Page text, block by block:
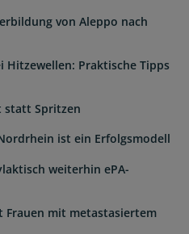
von Aleppo nach
Hitzewellen: Praktische Tipps
statt Spritzen
ist ein Erfolgsmodell
weiterhin ePA-
mit metastasiertem